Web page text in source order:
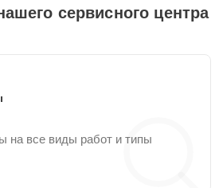
сервисного центра
на все виды работ и типы